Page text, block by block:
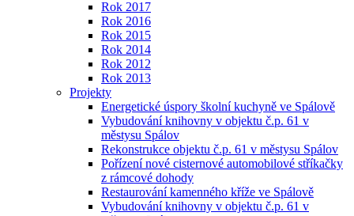
Rok 2017
Rok 2016
Rok 2015
Rok 2014
Rok 2012
Rok 2013
Projekty
Energetické úspory školní kuchyně ve Spálově
Vybudování knihovny v objektu č.p. 61 v
městysu Spálov
Rekonstrukce objektu č.p. 61 v městysu Spálov
Pořízení nové cisternové automobilové stříkačky
z rámcové dohody
Restaurování kamenného kříže ve Spálově
Vybudování knihovny v objektu č.p. 61 v